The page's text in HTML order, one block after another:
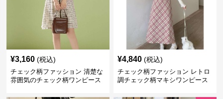
¥3,160 (税込)
チェック柄ファッション 清楚な
雰囲気のチェック柄ワンピース
¥4,840 (税込)
チェック柄ファッション レトロ
調チェック柄マキシワンピース